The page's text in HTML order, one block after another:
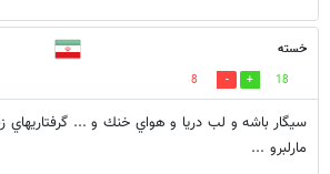
خسته
18
8
سيگار باشه و لب دريا و هواي خنك و ... گرفتاريهاي
مارلبرو ...